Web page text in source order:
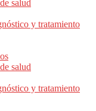
salud
y tratamiento
salud
y tratamiento